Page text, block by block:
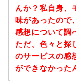
んか？私自身、
味があったので
感想について調
ただ、色々と探
のサービスの感
ができなかった